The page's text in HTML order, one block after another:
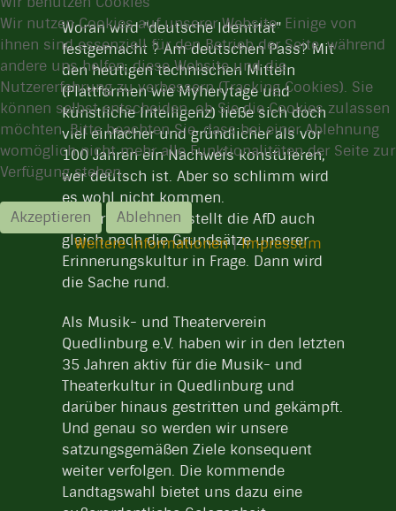
Woran wird "deutsche Identität"
festgemacht ? Am deutschen Pass? Mit
den heutigen technischen Mitteln
(Plattformen wie Myherytage und
künstliche Intelligenz) ließe sich doch
viel einfacher und gründlicher als vor
100 Jahren ein Nachweis konstuieren,
wer deutsch ist. Aber so schlimm wird
es wohl nicht kommen.
Sicherheitshalber stellt die AfD auch
gleich noch die Grundsätze unserer
Erinnerungskultur in Frage. Dann wird
die Sache rund.
Als Musik- und Theaterverein
Quedlinburg e.V. haben wir in den letzten
35 Jahren aktiv für die Musik- und
Theaterkultur in Quedlinburg und
darüber hinaus gestritten und gekämpft.
Und genau so werden wir unsere
satzungsgemäßen Ziele konsequent
weiter verfolgen. Die kommende
Landtagswahl bietet uns dazu eine
Wir nutzen Cookies auf unserer Website. Einige von
ihnen sind essenziell für den Betrieb der Seite, während
andere uns helfen, diese Website und die
Nutzererfahrung zu verbessern (Tracking Cookies). Sie
können selbst entscheiden, ob Sie die Cookies zulassen
möchten. Bitte beachten Sie, dass bei einer Ablehnung
womöglich nicht mehr alle Funktionalitäten der Seite zur
Verfügung stehen.
Akzeptieren
Ablehnen
Weitere Informationen|Impressum